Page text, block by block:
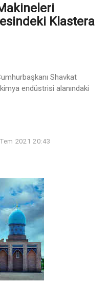
Klastera
Shavkat
endüstrisi alanındaki
2021 20:43